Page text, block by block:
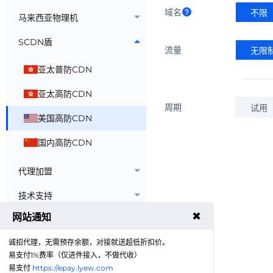
马来西亚物理机
SCDN盾
亚太普防CDN
亚太高防CDN
美国高防CDN
国内高防CDN
代理加盟
技术支持
域名 不限
流量 无限
周期 试用
网站通知 ✖
诚招代理，无需预存余额，对接就送超低折扣价。
易支付1%费率（仅进件接入，不做代收）
易支付 https://epay.lyew.com